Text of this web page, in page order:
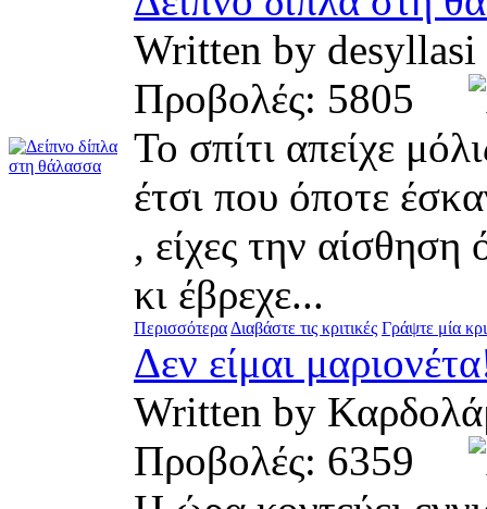
Written by
Προβολές: 5805
Το σπίτι απείχε
έτσι που όποτε
, είχες την
κι έβρεχε...
ΠερισσότεραΔιαβάστε τις κριτικές Γράψτε μία
Δεν είμαι
Written by
Προβολές: 6359